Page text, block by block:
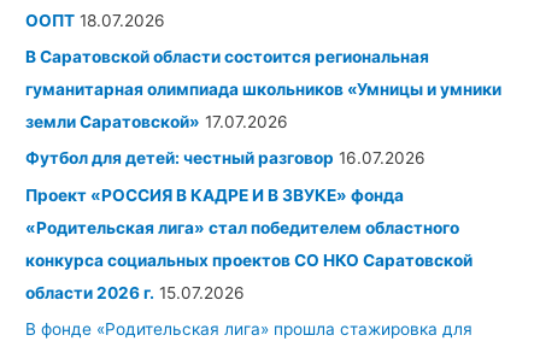
ООПТ 18.07.2026
В Саратовской области состоится региональная
гуманитарная олимпиада школьников «Умницы и умники
земли Саратовской» 17.07.2026
Футбол для детей: честный разговор 16.07.2026
Проект «РОССИЯ В КАДРЕ И В ЗВУКЕ» фонда
«Родительская лига» стал победителем областного
конкурса социальных проектов СО НКО Саратовской
области 2026 г. 15.07.2026
В фонде «Родительская лига» прошла стажировка для